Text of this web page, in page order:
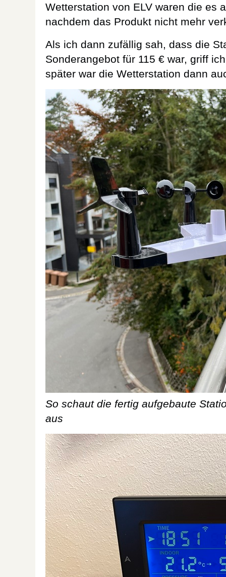
Wetterstation von ELV waren die es
nachdem das Produkt nicht mehr
Als ich dann zufällig sah, dass die
Sonderangebot für 115 € war, griff
später war die Wetterstation dann
So schaut die fertig aufgebaute
aus